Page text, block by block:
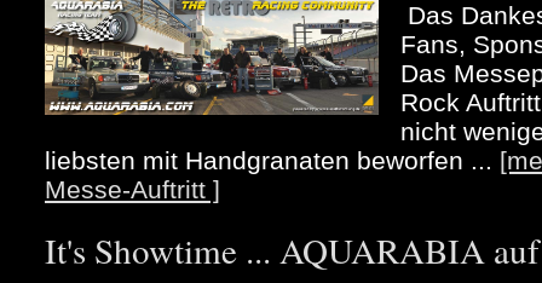
Das
Fans,
Das
Rock
nicht
liebsten mit Handgranaten beworfen ...
Messe-Auftritt ]
It's Showtime ... AQUARABIA